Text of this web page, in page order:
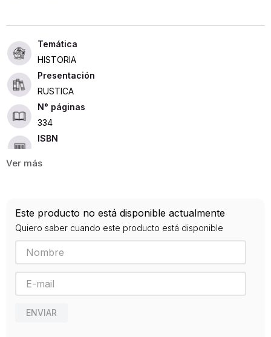
HISTORIA
Presentación
RUSTICA
334
ISBN
Editorial
2011
Este producto no está disponible actualmente
Quiero saber cuando este producto está disponible
ENVIAR